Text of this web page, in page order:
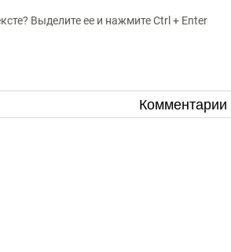
Выделите ее и нажмите Ctrl + Enter
Комментарии